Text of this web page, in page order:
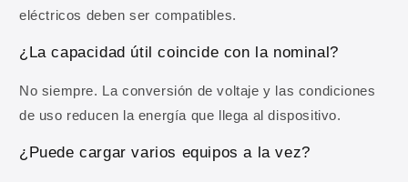
eléctricos deben ser compatibles.
¿La capacidad útil coincide con la nominal?
No siempre. La conversión de voltaje y las condiciones
de uso reducen la energía que llega al dispositivo.
¿Puede cargar varios equipos a la vez?
Al registrarte aceptas recibir comunicaciones comerciales y